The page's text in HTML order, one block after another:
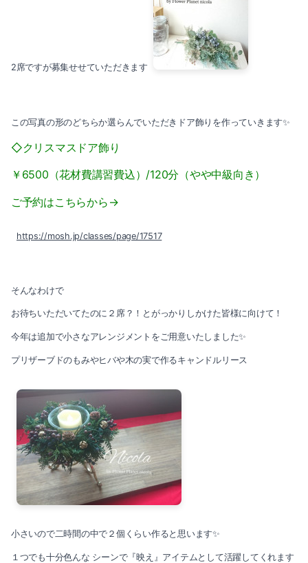
2席ですが募集せせていただきます
この写真の形のどちらか選らんでいただきドア飾りを作っていきます✨
◇クリスマスドア飾り
￥6500（花材費講習費込）/120分（やや中級向き）
ご予約はこちらから→
https://mosh.jp/classes/page/17517
そんなわけで
お待ちいただいてたのに２席？！とがっかりしかけた皆様に向けて！
今年は追加で小さなアレンジメントをご用意いたしました✨
プリザーブドのもみやヒバや木の実で作るキャンドルリース
小さいので二時間の中で２個くらい作ると思います✨
１つでも十分色んな シーンで『映え』アイテムとして活躍してくれます